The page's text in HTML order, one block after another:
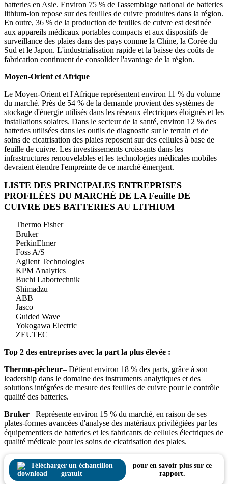
batteries en Asie. Environ 75 % de l'assemblage national de batteries
lithium-ion repose sur des feuilles de cuivre produites dans la région.
En outre, 36 % de la production de feuilles de cuivre est destinée
aux appareils médicaux portables compacts et aux dispositifs de
surveillance des plaies dans des pays comme la Chine, la Corée du
Sud et le Japon. L'industrialisation rapide et la baisse des coûts de
fabrication continuent de consolider l'avantage de la région.
Moyen-Orient et Afrique
Le Moyen-Orient et l'Afrique représentent environ 11 % du volume
du marché. Près de 54 % de la demande provient des systèmes de
stockage d'énergie utilisés dans les réseaux électriques éloignés et les
installations solaires. Dans le secteur de la santé, environ 12 % des
batteries utilisées dans les outils de diagnostic sur le terrain et de
soins de cicatrisation des plaies reposent sur des cellules à base de
feuille de cuivre. Les investissements croissants dans les
infrastructures renouvelables et les technologies médicales mobiles
devraient étendre l'empreinte de ce marché émergent.
LISTE DES PRINCIPALES ENTREPRISES
PROFILÉES DU MARCHÉ DE LA Feuille DE
CUIVRE DES BATTERIES AU LITHIUM
Thermo Fisher
Bruker
PerkinElmer
Foss A/S
Agilent Technologies
KPM Analytics
Buchi Labortechnik
Shimadzu
ABB
Jasco
Guided Wave
Yokogawa Electric
ZEUTEC
Top 2 des entreprises avec la part la plus élevée :
Thermo-pêcheur– Détient environ 18 % des parts, grâce à son
leadership dans le domaine des instruments analytiques et des
solutions intégrées de mesure des feuilles de cuivre pour le contrôle
qualité des batteries.
Bruker– Représente environ 15 % du marché, en raison de ses
plates-formes avancées d'analyse des matériaux privilégiées par les
équipementiers de batteries et les fabricants de cellules électriques de
qualité médicale pour les soins de cicatrisation des plaies.
Télécharger un échantillon
gratuit
pour en savoir plus sur ce
rapport.